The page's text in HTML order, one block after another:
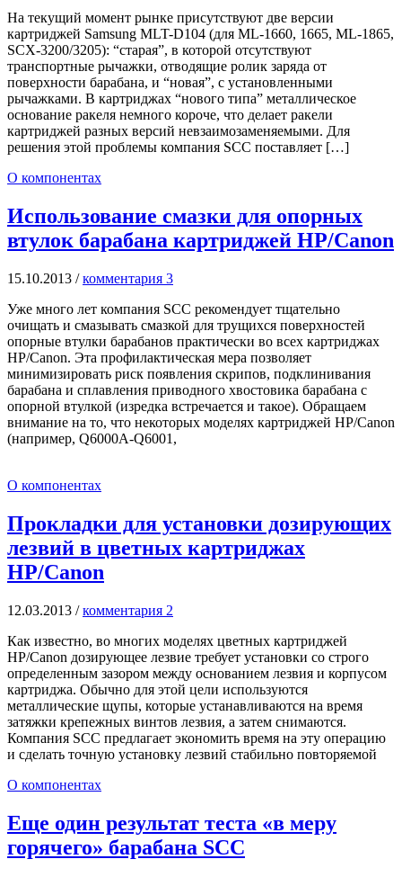
На текущий момент рынке присутствуют две версии
картриджей Samsung MLT-D104 (для ML-1660, 1665, ML-1865,
SCX-3200/3205): “старая”, в которой отсутствуют
транспортные рычажки, отводящие ролик заряда от
поверхности барабана, и “новая”, с установленными
рычажками. В картриджах “нового типа” металлическое
основание ракеля немного короче, что делает ракели
картриджей разных версий невзаимозаменяемыми. Для
решения этой проблемы компания SCC поставляет […]
О компонентах
Использование смазки для опорных
втулок барабана картриджей HP/Canon
15.10.2013 /комментария 3
Уже много лет компания SCC рекомендует тщательно
очищать и смазывать смазкой для трущихся поверхностей
опорные втулки барабанов практически во всех картриджах
HP/Canon. Эта профилактическая мера позволяет
минимизировать риск появления скрипов, подклинивания
барабана и сплавления приводного хвостовика барабана с
опорной втулкой (изредка встречается и такое). Обращаем
внимание на то, что некоторых моделях картриджей HP/Canon
(например, Q6000A-Q6001,
О компонентах
Прокладки для установки дозирующих
лезвий в цветных картриджах
HP/Canon
12.03.2013 /комментария 2
Как известно, во многих моделях цветных картриджей
HP/Canon дозирующее лезвие требует установки со строго
определенным зазором между основанием лезвия и корпусом
картриджа. Обычно для этой цели используются
металлические щупы, которые устанавливаются на время
затяжки крепежных винтов лезвия, а затем снимаются.
Компания SCC предлагает экономить время на эту операцию
и сделать точную установку лезвий стабильно повторяемой
О компонентах
Еще один результат теста «в меру
горячего» барабана SCC